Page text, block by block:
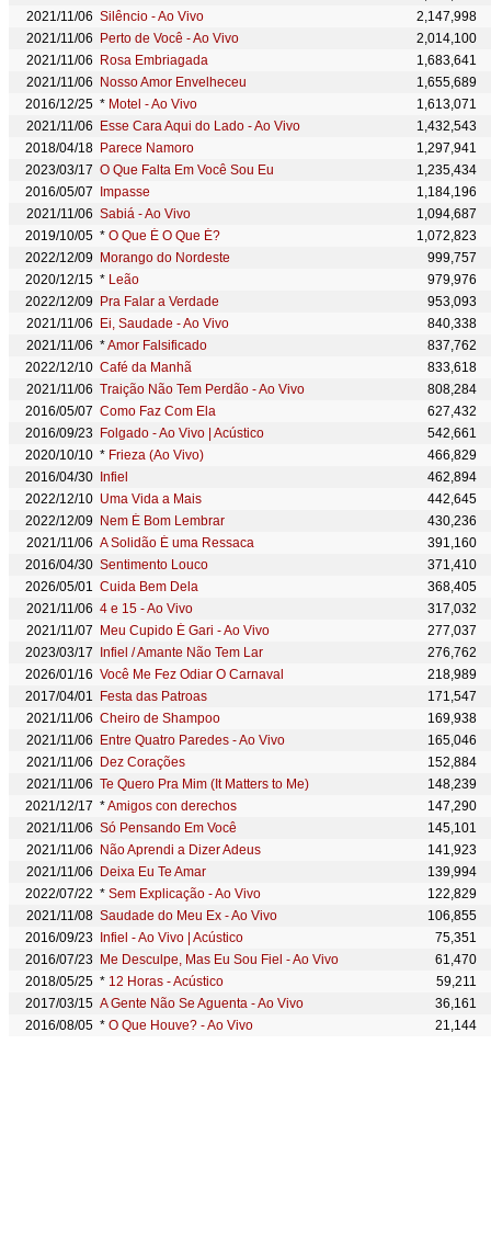
2021/11/06 Silêncio - Ao Vivo
2,147,998
2021/11/06
Perto de Você - Ao Vivo
2,014,100
2021/11/06
Rosa Embriagada
1,683,641
2021/11/06
Nosso Amor Envelheceu
1,655,689
2016/12/25 * Motel - Ao Vivo
1,613,071
2021/11/06
Esse Cara Aqui do Lado - Ao Vivo
1,432,543
2018/04/18 Parece Namoro
1,297,941
2023/03/17 O Que Falta Em Você Sou Eu
1,235,434
2016/05/07
Impasse
1,184,196
2021/11/06 Sabiá - Ao Vivo
1,094,687
2019/10/05 * O Que É O Que É?
1,072,823
2022/12/09
Morango do Nordeste
999,757
2020/12/15 * Leão
979,976
2022/12/09
Pra Falar a Verdade
953,093
2021/11/06
Ei, Saudade - Ao Vivo
840,338
2021/11/06 *Amor Falsificado
837,762
2022/12/10 Café da Manhã
833,618
2021/11/06 Traição Não Tem Perdão - Ao Vivo
808,284
2016/05/07 Como Faz Com Ela
627,432
2016/09/23
Folgado - Ao Vivo | Acústico
542,661
2020/10/10 * Frieza (Ao Vivo)
466,829
2016/04/30
Infiel
462,894
2022/12/10 Uma Vida a Mais
442,645
2022/12/09
Nem É Bom Lembrar
430,236
2021/11/06 A Solidão É uma Ressaca
391,160
2016/04/30 Sentimento Louco
371,410
2026/05/01 Cuida Bem Dela
368,405
2021/11/06 4 e 15 - Ao Vivo
317,032
2021/11/07
Meu Cupido É Gari - Ao Vivo
277,037
2023/03/17
Infiel / Amante Não Tem Lar
276,762
2026/01/16 Você Me Fez Odiar O Carnaval
218,989
2017/04/01
Festa das Patroas
171,547
2021/11/06 Cheiro de Shampoo
169,938
2021/11/06
Entre Quatro Paredes - Ao Vivo
165,046
2021/11/06
Dez Corações
152,884
2021/11/06 Te Quero Pra Mim (It Matters to Me)
148,239
2021/12/17 *Amigos con derechos
147,290
2021/11/06 Só Pensando Em Você
145,101
2021/11/06
Não Aprendi a Dizer Adeus
141,923
2021/11/06
Deixa Eu Te Amar
139,994
2022/07/22 * Sem Explicação - Ao Vivo
122,829
2021/11/08 Saudade do Meu Ex - Ao Vivo
106,855
2016/09/23
Infiel - Ao Vivo | Acústico
75,351
2016/07/23
Me Desculpe, Mas Eu Sou Fiel - Ao Vivo
61,470
2018/05/25 * 12 Horas - Acústico
59,211
2017/03/15 A Gente Não Se Aguenta - Ao Vivo
36,161
2016/08/05 * O Que Houve? - Ao Vivo 21,144